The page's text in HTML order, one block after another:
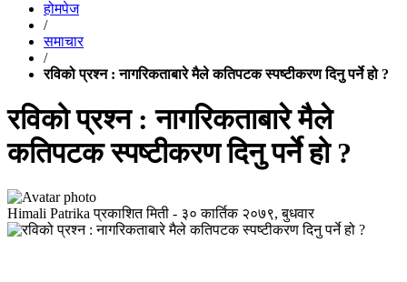
होमपेज
/
समाचार
/
रविको प्रश्न : नागरिकताबारे मैले कतिपटक स्पष्टीकरण दिनु पर्ने हो ?
रविको प्रश्न : नागरिकताबारे मैले
कतिपटक स्पष्टीकरण दिनु पर्ने हो ?
Himali Patrika प्रकाशित मिती - ३० कार्तिक २०७९, बुधवार